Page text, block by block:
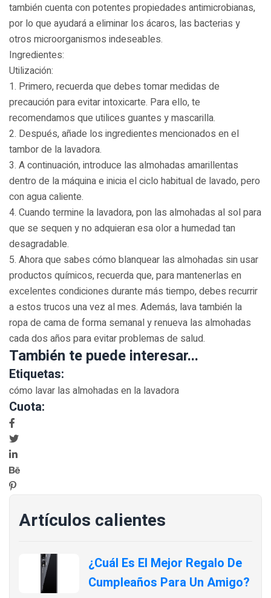
Artículos calientes
¿Cuál Es El Mejor Regalo De
Cumpleaños Para Un Amigo?
también cuenta con potentes propiedades antimicrobianas,
por lo que ayudará a eliminar los ácaros, las bacterias y
otros microorganismos indeseables.
Ingredientes:
Utilización:
1. Primero, recuerda que debes tomar medidas de
precaución para evitar intoxicarte. Para ello, te
recomendamos que utilices guantes y mascarilla.
2. Después, añade los ingredientes mencionados en el
tambor de la lavadora.
3. A continuación, introduce las almohadas amarillentas
dentro de la máquina e inicia el ciclo habitual de lavado, pero
con agua caliente.
4. Cuando termine la lavadora, pon las almohadas al sol para
que se sequen y no adquieran esa olor a humedad tan
desagradable.
5. Ahora que sabes cómo blanquear las almohadas sin usar
productos químicos, recuerda que, para mantenerlas en
excelentes condiciones durante más tiempo, debes recurrir
a estos trucos una vez al mes. Además, lava también la
ropa de cama de forma semanal y renueva las almohadas
cada dos años para evitar problemas de salud.
También te puede interesar...
Etiquetas:
cómo lavar las almohadas en la lavadora
Cuota: